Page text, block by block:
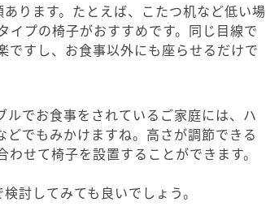
ります。たとえば、こたつ机など低い場
イプの椅子がおすすめです。同じ目線で
ですし、お食事以外にも座らせるだけで
でお食事をされているご家庭には、ハ
でもみかけますね。高さが調節できる
せて椅子を設置することができます。
討してみても良いでしょう。